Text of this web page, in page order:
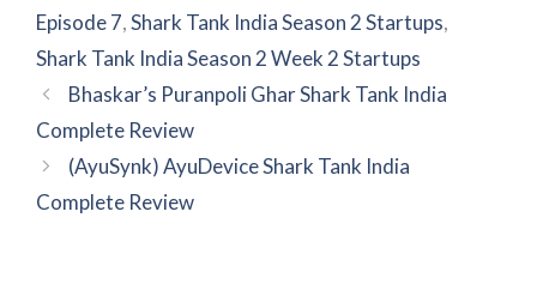
Episode 7,Shark Tank India Season 2 Startups,
Shark Tank India Season 2 Week 2 Startups
Bhaskar’s Puranpoli Ghar Shark Tank India
Complete Review
(AyuSynk) AyuDevice Shark Tank India
Complete Review